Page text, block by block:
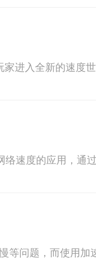
进入全新的速度
速度的应用，通
等问题，而使用